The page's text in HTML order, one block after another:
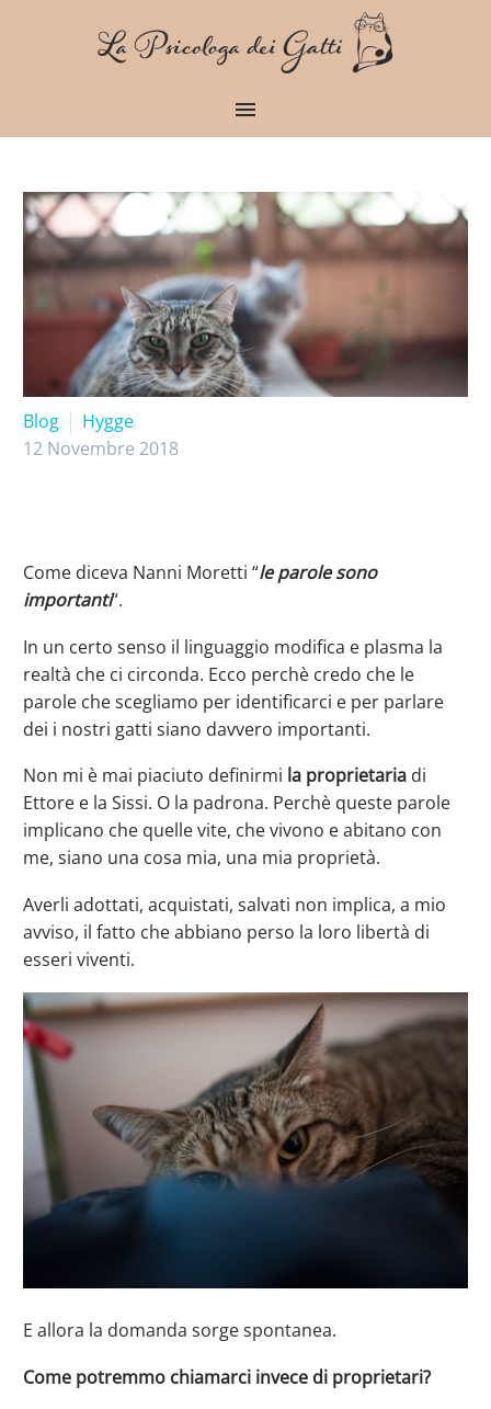
Blog
Hygge
12 Novembre 2018
Come diceva Nanni Moretti “le parole sono
importanti“.
In un certo senso il linguaggio modifica e plasma la
realtà che ci circonda. Ecco perchè credo che le
parole che scegliamo per identificarci e per parlare
dei i nostri gatti siano davvero importanti.
Non mi è mai piaciuto definirmi la proprietaria di
Ettore e la Sissi. O la padrona. Perchè queste parole
implicano che quelle vite, che vivono e abitano con
me, siano una cosa mia, una mia proprietà.
Averli adottati, acquistati, salvati non implica, a mio
avviso, il fatto che abbiano perso la loro libertà di
esseri viventi.
E allora la domanda sorge spontanea.
Come potremmo chiamarci invece di proprietari?